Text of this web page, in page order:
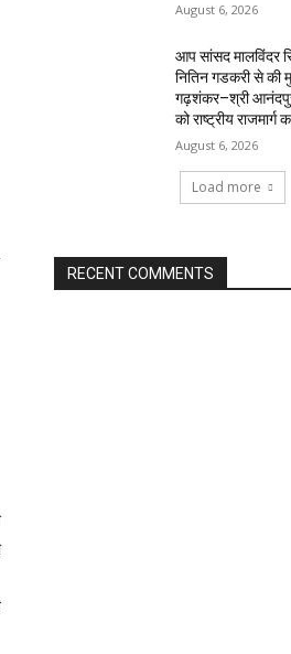
August 6, 2026
आप सांसद मालविंदर
नितिन गडकरी से की
गढ़शंकर–श्री आनंदपुर
को राष्ट्रीय राजमार्ग
August 6, 2026
Load more
RECENT COMMENTS